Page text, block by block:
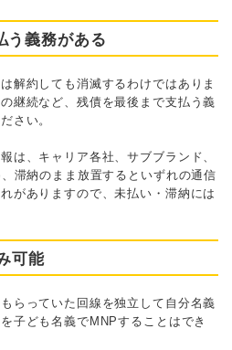
う義務がある
解約しても消滅するわけではありま
継続など、残債を最後まで支払う義
さい。
は、キャリア各社、サブブランド、
滞納のまま放置するといずれの通信
がありますので、未払い・滞納には
可能
らっていた回線を独立して自分名義
子ども名義でMNPすることはでき